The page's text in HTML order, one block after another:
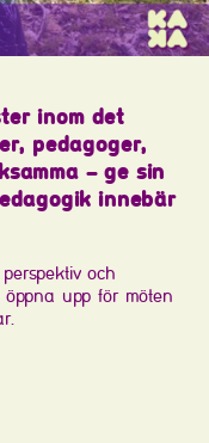
inom det
pedagoger,
– ge sin
innebär
och
upp för möten